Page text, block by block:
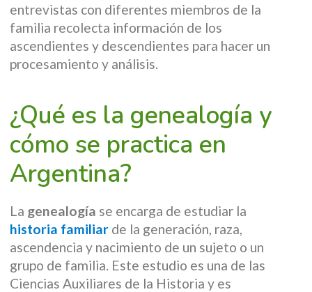
entrevistas con diferentes miembros de la
familia recolecta información de los
ascendientes y descendientes para hacer un
procesamiento y análisis.
¿Qué es la genealogía y
cómo se practica en
Argentina?
La genealogía se encarga de estudiar la
historia familiar de la generación, raza,
ascendencia y nacimiento de un sujeto o un
grupo de familia. Este estudio es una de las
Ciencias Auxiliares de la Historia y es